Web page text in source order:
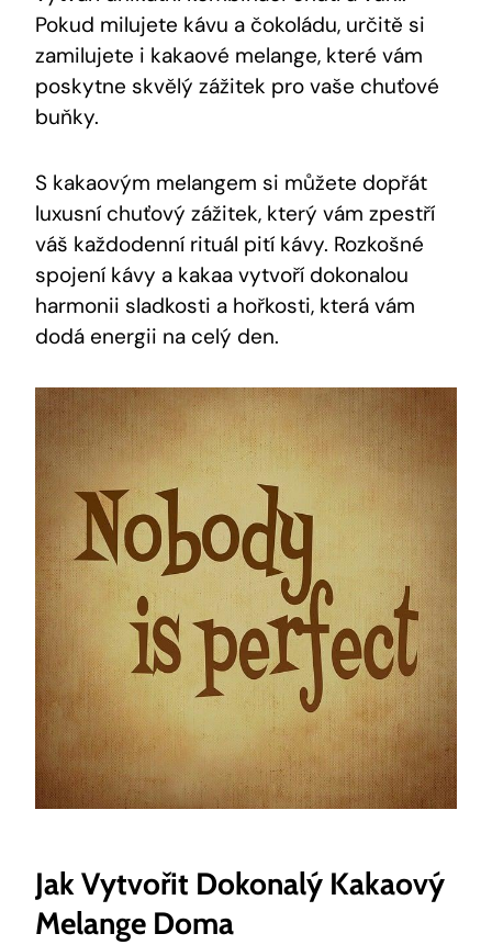
Pokud milujete kávu a čokoládu, určitě‌ si
zamilujete⁤ i kakaové melange, ‍které vám
poskytne skvělý zážitek pro vaše chuťové
buňky.
S kakaovým melangem si můžete dopřát
‍luxusní chuťový ‍zážitek, který vám zpestří
váš každodenní rituál pití kávy. Rozkošné
spojení kávy a kakaa vytvoří​ dokonalou
harmonii‍ sladkosti a hořkosti, která ⁢vám
dodá energii na celý den.
Jak Vytvořit Dokonalý Kakaový
Melange Doma